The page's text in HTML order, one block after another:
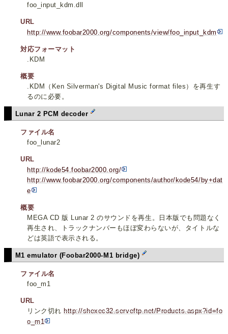
foo_input_kdm.dll
URL
http://www.foobar2000.org/components/view/foo_input_kdm
対応フォーマット
.KDM
概要
.KDM（Ken Silverman's Digital Music format files）を再生す
るのに必要。
Lunar 2 PCM decoder
ファイル名
foo_lunar2
URL
http://kode54.foobar2000.org/
http://www.foobar2000.org/components/author/kode54/by+dat
e
概要
MEGA CD 版 Lunar 2 のサウンドを再生。日本版でも問題なく
再生され、トラックナンバーもほぼ変わらないが、タイトルな
どは英語で表示される。
M1 emulator (Foobar2000-M1 bridge)
ファイル名
foo_m1
URL
リンク切れhttp://shexec32.serveftp.net/Products.aspx?id=fo
o_m1